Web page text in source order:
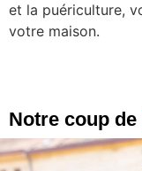
et la puériculture,
votre maison.
Notre coup de